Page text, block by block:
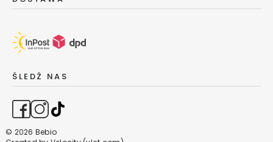
r
l
o
n
M
y
d
ŚLEDŹ NAS
© 2026 Bebio